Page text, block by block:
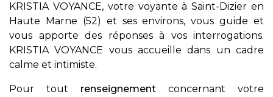
KRISTIA VOYANCE, votre voyante à Saint-Dizier en
Haute Marne (52) et ses environs, vous guide et
vous apporte des réponses à vos interrogations.
KRISTIA VOYANCE vous accueille dans un cadre
calme et intimiste.
Pour tout renseignement concernant votre